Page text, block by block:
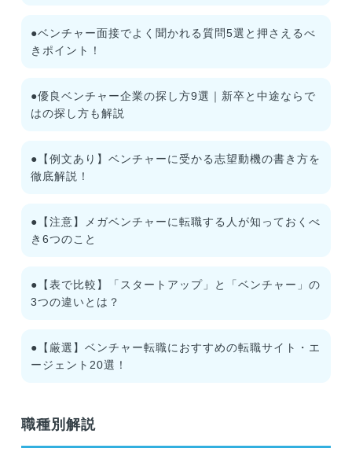
●ベンチャー面接でよく聞かれる質問5選と押さえるべ
きポイント！
●優良ベンチャー企業の探し方9選｜新卒と中途ならで
はの探し方も解説
●【例文あり】ベンチャーに受かる志望動機の書き方を
徹底解説！
●【注意】メガベンチャーに転職する人が知っておくべ
き6つのこと
●【表で比較】「スタートアップ」と「ベンチャー」の
3つの違いとは？
●【厳選】ベンチャー転職におすすめの転職サイト・エ
ージェント20選！
職種別解説